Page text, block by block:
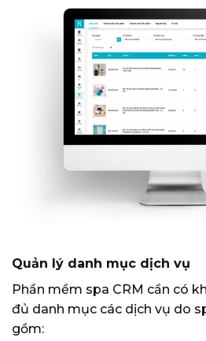
Quản lý danh mục dịch vụ
Phần mềm spa CRM cần có
đủ danh mục các dịch vụ do
gồm: